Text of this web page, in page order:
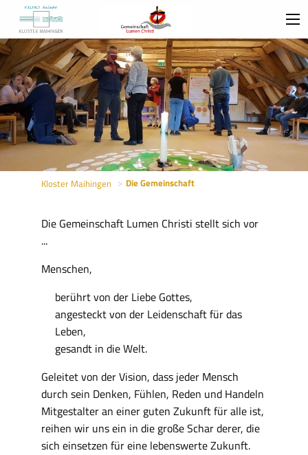
Kloster Maihingen
Sie
Die Gemeinschaft
Die Gemeinschaft Lumen Christi stellt sich vor
...
Menschen,
berührt von der Liebe Gottes,
angesteckt von der Leidenschaft für das
Leben,
gesandt in die Welt.
Geleitet von der Vision, dass jeder Mensch
durch sein Denken, Fühlen, Reden und Handeln
Mitgestalter an einer guten Zukunft für alle ist,
reihen wir uns ein in die große Schar derer, die
sich einsetzen für eine lebenswerte Zukunft.